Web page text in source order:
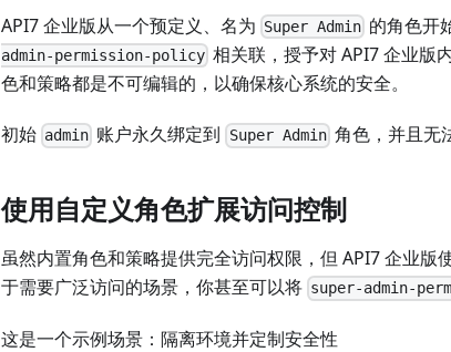
API7 企业版从一个预定义、名为 Super Admin 的角色开
admin-permission-policy 相关联，授予对 API7 企业版
色和策略都是不可编辑的，以确保核心系统的安全。
初始 admin 账户永久绑定到 Super Admin角色，并且无
使用自定义角色扩展访问控制
虽然内置角色和策略提供完全访问权限，但 API7 企业
于需要广泛访问的场景，你甚至可以将 super-admin-
这是一个示例场景：隔离环境并定制安全性